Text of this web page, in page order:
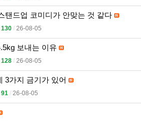
탠드업 코미디가 안맞는 것 같다
130 l 26-08-05
보내는 이유
128 l 26-08-05
3가지 금기가 있어
91 l 26-08-05